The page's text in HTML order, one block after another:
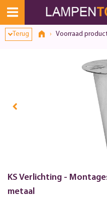
Terug Voorraad
KS Verlichting -
metaal
Toestemmingsvenster geopend